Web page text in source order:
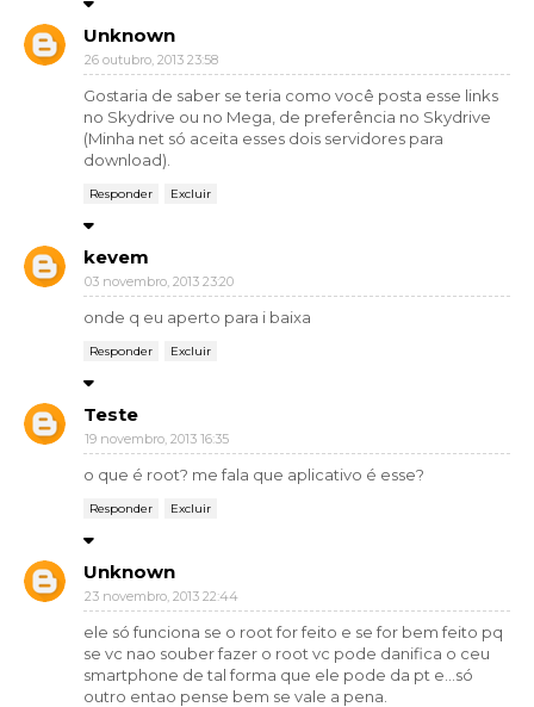
Unknown
26 outubro, 2013 23:58
Gostaria de saber se teria como você posta esse links
no Skydrive ou no Mega, de preferência no Skydrive
(Minha net só aceita esses dois servidores para
download).
Responder Excluir
kevem
03 novembro, 2013 23:20
onde q eu aperto para i baixa
Responder Excluir
Teste
19 novembro, 2013 16:35
o que é root? me fala que aplicativo é esse?
Responder Excluir
Unknown
23 novembro, 2013 22:44
ele só funciona se o root for feito e se for bem feito pq
se vc nao souber fazer o root vc pode danifica o ceu
smartphone de tal forma que ele pode da pt e...só
outro entao pense bem se vale a pena.